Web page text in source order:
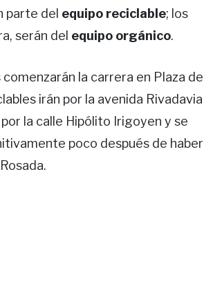
parte del equipo reciclable; los
serán del equipo orgánico.
la carrera en Plaza de
irán por la avenida Rivadavia
la calle Hipólito Irigoyen y se
poco después de haber